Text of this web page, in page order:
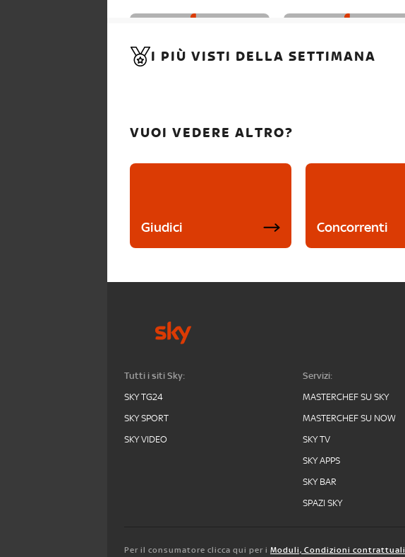
MasterChef 15, Carlotta è
MasterChef 15, Matteo
I PIÙ VISTI DELLA SETTIMANA
VUOI VEDERE ALTRO?
Giudici Concorrenti
Tutti i siti Sky:
SKY TG24
SKY SPORT
SKY VIDEO
Servizi:
MASTERCHEF SU SKY
MASTERCHEF SU NOW
SKY TV
SKY APPS
SKY BAR
SPAZI SKY
Per il consumatore clicca qui per i Moduli, Condizioni contrattuali